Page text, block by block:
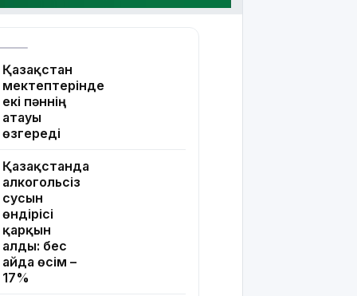
Қазақстан
мектептерінде
екі пәннің
атауы
өзгереді
Қазақстанда
алкогольсіз
сусын
өндірісі
қарқын
алды: бес
айда өсім –
17%